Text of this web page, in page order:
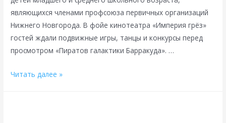
являющихся членами профсоюза первичных организаций
Нижнего Новгорода. В фойе кинотеатра «Империя грёз»
гостей ждали подвижные игры, танцы и конкурсы перед
просмотром «Пиратов галактики Барракуда». …
Здравствуй
Читать далее »